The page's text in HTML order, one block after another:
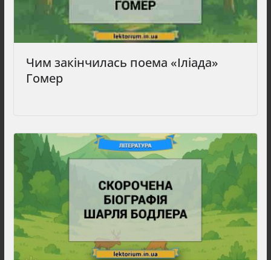
Чим закінчилась поема «Іліада»
Гомер